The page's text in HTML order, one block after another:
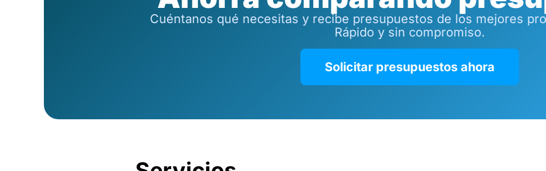
Cuéntanos qué necesitas y recibe presupuestos de los mejores
Rápido y sin compromiso.
Solicitar presupuestos ahora